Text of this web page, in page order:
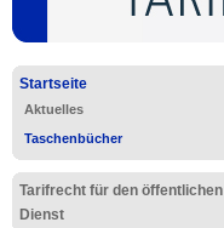
Startseite
Aktuelles
Taschenbücher
Tarifrecht für den öffentlichen
Dienst